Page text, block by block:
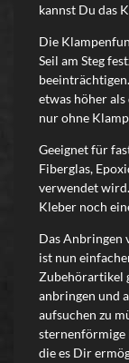
kannst Du das
Die
Seil am Steg
etwas höher
nur ohne
Geeignet für
Fiberglas,
verwendet
Kleber noch
Das Anbringen
ist nun
Zubehörartikel
anbringen und
aufsuchen zu
sternenförmige
die es Dir